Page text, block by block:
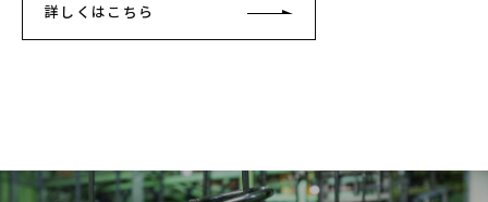
詳しくはこちら